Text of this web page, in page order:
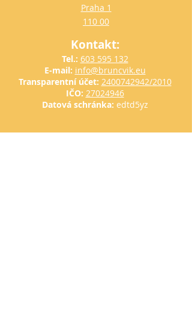
Kontakt:
Tel.: 603 595 132​
E-mail: info@bruncvik.eu
Transparentní účet: 2400742942/2010
IČO: 27024946
Datová schránka: edtd5yz
Praha 1
110 00